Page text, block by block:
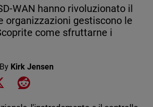
WAN hanno rivoluzionato il
organizzazioni gestiscono le
come sfruttarne i
By Kirk Jensen
on Facebook
Share on XShare on Reddit